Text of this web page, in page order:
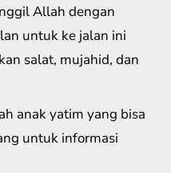
Allah dengan
untuk ke jalan ini
salat, mujahid, dan
anak yatim yang bisa
untuk informasi